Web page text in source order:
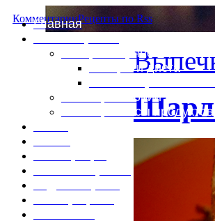
Главная
Специи и пряности
Специи и диета
Таблица калорий
Таблица массы продуктов
КомментарииРецепты по Rss